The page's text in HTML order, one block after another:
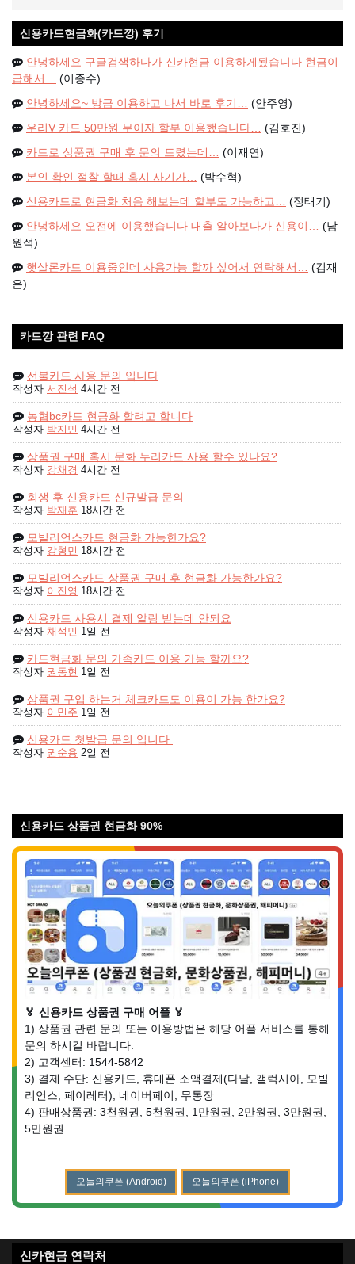
신용카드현금화(카드깡) 후기
안녕하세요 구글검색하다가 신카현금 이용하게됬습니다 현금이
급해서… (이종수)
안녕하세요~ 방금 이용하고 나서 바로 후기… (안주영)
우리V 카드 50만원 무이자 할부 이용했습니다… (김호진)
카드로 상품권 구매 후 문의 드렸는데… (이재연)
본인 확인 절찰 할때 혹시 사기가… (박수혁)
신용카드로 현금화 처음 해보는데 할부도 가능하고… (정태기)
안녕하세요 오전에 이용했습니다 대출 알아보다가 신용이… (남
원석)
햇살론카드 이용중인데 사용가능 할까 싶어서 연락해서… (김재
은)
카드깡 관련 FAQ
선불카드 사용 문의 입니다
작성자 서진석 4시간 전
농협bc카드 현금화 할려고 합니다
작성자 박지민 4시간 전
상품권 구매 혹시 문화 누리카드 사용 할수 있나요?
작성자 강채경 4시간 전
회생 후 신용카드 신규발급 문의
작성자 박재훈 18시간 전
모빌리언스카드 현금화 가능한가요?
작성자 강형민 18시간 전
모빌리언스카드 상품권 구매 후 현금화 가능한가요?
작성자 이진영 18시간 전
신용카드 사용시 결제 알림 받는데 안되요
작성자 채석민 1일 전
카드현금화 문의 가족카드 이용 가능 할까요?
작성자 권동현 1일 전
상품권 구입 하는거 체크카드도 이용이 가능 한가요?
작성자 이민주 1일 전
신용카드 첫발급 문의 입니다.
작성자 권순용 2일 전
신용카드 상품권 현금화 90%
🏅 신용카드 상품권 구매 어플 🏅
1) 상품권 관련 문의 또는 이용방법은 해당 어플 서비스를 통해
문의 하시길 바랍니다.
2) 고객센터: 1544-5842
3) 결제 수단: 신용카드, 휴대폰 소액결제(다날, 갤럭시아, 모빌
리언스, 페이레터), 네이버페이, 무통장
4) 판매상품권: 3천원권, 5천원권, 1만원권, 2만원권, 3만원권,
5만원권
오늘의쿠폰 (Android) 오늘의쿠폰 (iPhone)
신카현금 연락처